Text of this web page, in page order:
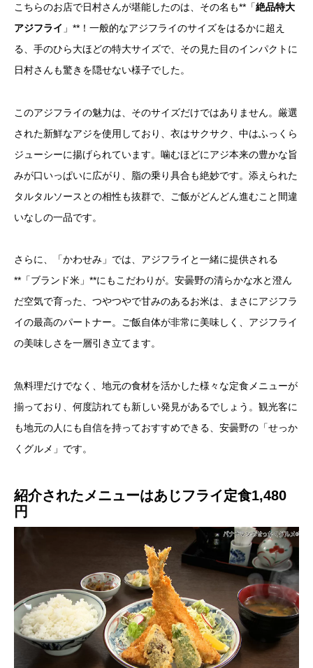
こちらのお店で日村さんが堪能したのは、その名も**「絶品特大
アジフライ 」**！一般的なアジフライのサイズをはるかに超え
る、手のひら大ほどの特大サイズで、その見た目のインパクトに
日村さんも驚きを隠せない様子でした。
このアジフライの魅力は、そのサイズだけではありません。厳選
された新鮮なアジを使用しており、衣はサクサク、中はふっくら
ジューシーに揚げられています。噛むほどにアジ本来の豊かな旨
みが口いっぱいに広がり、脂の乗り具合も絶妙です。添えられた
タルタルソースとの相性も抜群で、ご飯がどんどん進むこと間違
いなしの一品です。
さらに、「かわせみ」では、アジフライと一緒に提供される
**「ブランド米」**にもこだわりが。安曇野の清らかな水と澄ん
だ空気で育った、つやつやで甘みのあるお米は、まさにアジフラ
イの最高のパートナー。ご飯自体が非常に美味しく、アジフライ
の美味しさを一層引き立てます。
魚料理だけでなく、地元の食材を活かした様々な定食メニューが
揃っており、何度訪れても新しい発見があるでしょう。観光客に
も地元の人にも自信を持っておすすめできる、安曇野の「せっか
くグルメ」です。
紹介されたメニューはあじフライ定食1,480
円